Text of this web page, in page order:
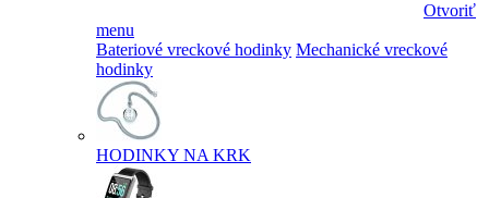
Otvoriť
menu
Bateriové vreckové hodinky Mechanické vreckové
hodinky
HODINKY NA KRK